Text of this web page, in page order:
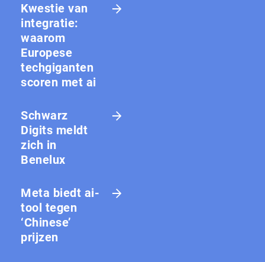
Kwestie van
integratie:
waarom
Europese
techgiganten
scoren met ai
Schwarz
Digits meldt
zich in
Benelux
Meta biedt ai-
tool tegen
‘Chinese’
prijzen